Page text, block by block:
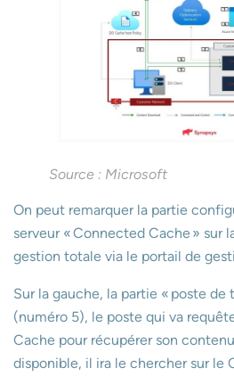
Source : Microsoft
On peut remarquer la partie
serveur « Connected Cache » sur
gestion totale via le portail de
Sur la gauche, la partie « poste de
(numéro 5), le poste qui va
Cache pour récupérer son contenu
disponible, il ira le chercher sur le